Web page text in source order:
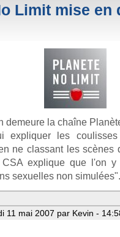
Limit mise en
demeure la chaîne
expliquer les
ne classant les scènes
explique que l'on y
sexuelles non simulées".
11 mai 2007 par Kevin -